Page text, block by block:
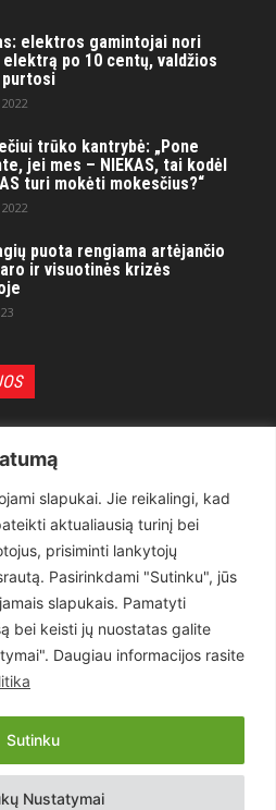
slapukai. Jie reikalingi, kad
aktualiausią turinį bei
prisiminti lankytojų
Pasirinkdami "Sutinku", jūs
slapukais. Pamatyti
bei keisti jų nuostatas galite
Daugiau informacijos rasite
Nustatymai
Sutinku
elektros gamintojai nori
po 10 centų, valdžios
trūko kantrybė: „Pone
jei mes – NIEKAS, tai kodėl
turi mokėti mokesčius?“
puota rengiama artėjančio
ir visuotinės krizės
1497
619
Visos teisės saugomos.